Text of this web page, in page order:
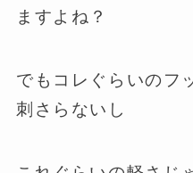
ますよね？
でもコレぐらいのフ
刺さらないし